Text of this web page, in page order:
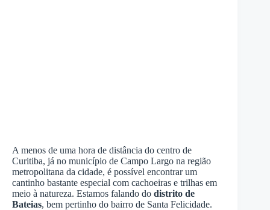
A menos de uma hora de distância do centro de
Curitiba, já no município de Campo Largo na região
metropolitana da cidade, é possível encontrar um
cantinho bastante especial com cachoeiras e trilhas em
meio à natureza. Estamos falando do distrito de
Bateias, bem pertinho do bairro de Santa Felicidade.